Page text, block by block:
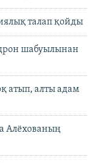
талап қойды
шабуылынан
атып, алты адам
Алёхованың